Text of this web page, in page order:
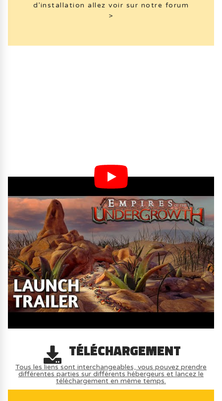
d’installation allez voir sur notre forum
>
TÉLÉCHARGEMENT
Tous les liens sont interchangeables, vous pouvez prendre
différentes parties sur différents hébergeurs et lancez le
téléchargement en même temps.